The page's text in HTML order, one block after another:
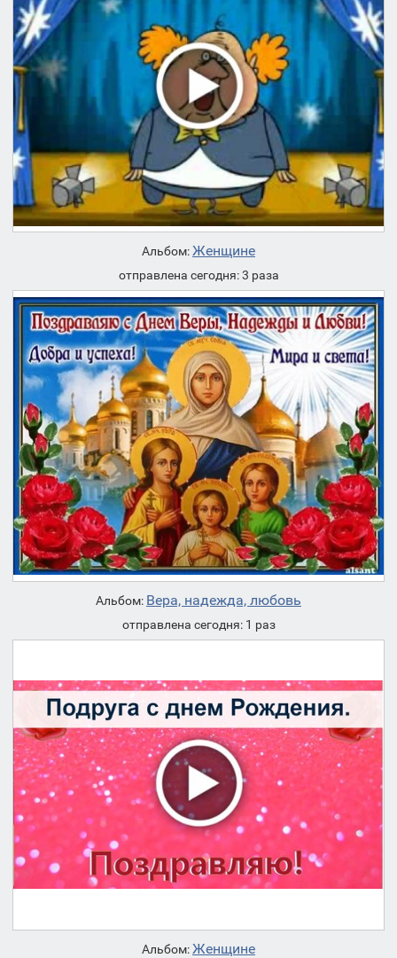
Альбом:Женщине
отправлена сегодня: 3 раза
Альбом: Вера, надежда, любовь
отправлена сегодня: 1 раз
Альбом:Женщине